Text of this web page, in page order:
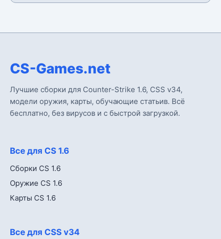
CS-Games.net
Лучшие сборки для Counter-Strike 1.6, CSS v34,
модели оружия, карты, обучающие статьив. Всё
бесплатно, без вирусов и с быстрой загрузкой.
Все для CS 1.6
Сборки CS 1.6
Оружие CS 1.6
Карты CS 1.6
Все для CSS v34